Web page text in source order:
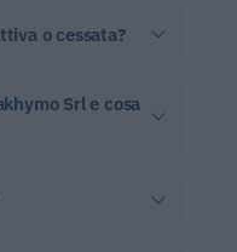
o cessata?
Srl e cosa